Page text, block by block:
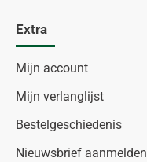
Extra
Mijn account
Mijn verlanglijst
Bestelgeschiedenis
Nieuwsbrief aanmelden